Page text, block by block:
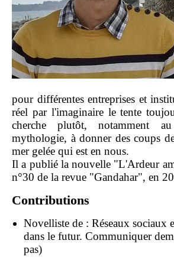
pour différentes entreprises et
réel par l'imaginaire le tente
cherche plutôt, notamment
mythologie, à donner des coups
mer gelée qui est en nous.
Il a publié la nouvelle "L'Ardeur
n°30 de la revue "Gandahar", en
Contributions
Novelliste de : Réseaux sociaux
dans le futur. Communiquer
pas)